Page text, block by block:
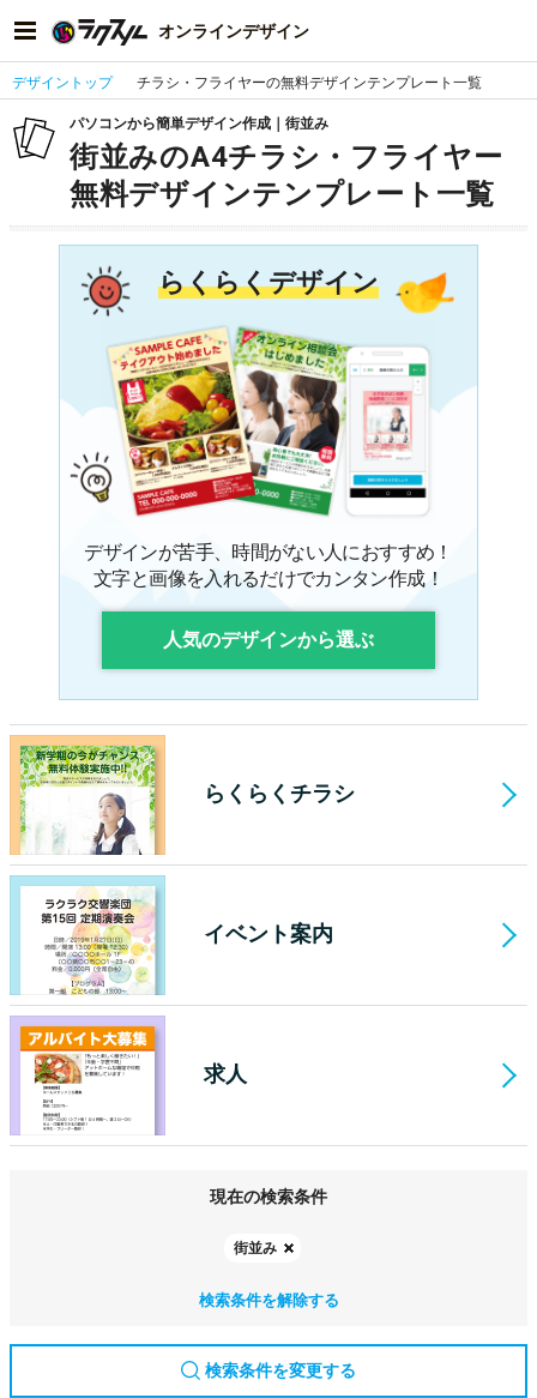
オンラインデザイン
デザイントップ チラシ・フライヤーの無料デザインテンプレート一覧
パソコンから簡単デザイン作成｜街並み
街並みのA4チラシ・フライヤー
無料デザインテンプレート一覧
らくらくデザイン
デザインが苦手、時間がない人におすすめ！
文字と画像を入れるだけでカンタン作成！
人気のデザインから選ぶ
らくらくチラシ
イベント案内
求人
現在の検索条件
街並み
検索条件を解除する
検索条件を変更する